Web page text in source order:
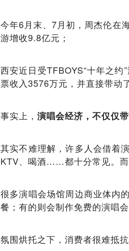
今年6月末、7月初，周杰伦在
游增收9.8亿元；
西安近日受TFBOYS“十年之
票收入3576万元，并直接带动
事实上， 演唱会经济，不仅仅
其实不难理解，许多人会借着
KTV、喝酒……都十分常见。而
很多演唱会场馆周边商业体内
餐；有的则会制作免费的演唱
氛围烘托之下，消费者很难抵抗